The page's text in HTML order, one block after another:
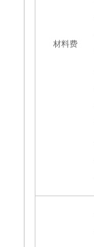
材料费